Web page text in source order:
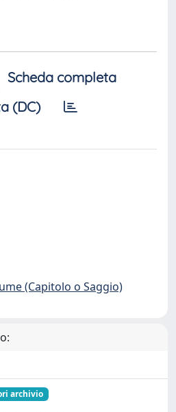
Scheda completa
(DC)
(Capitolo o Saggio)
archivio